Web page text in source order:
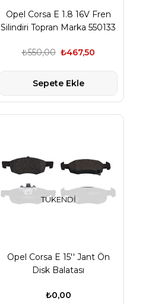
Opel Corsa E 1.8 16V Fren
Silindiri Topran Marka 550133
₺467,50
₺550,00
Sepete Ekle
TÜKENDI
Opel Corsa E 15'' Jant Ön
Disk Balatası
₺0,00